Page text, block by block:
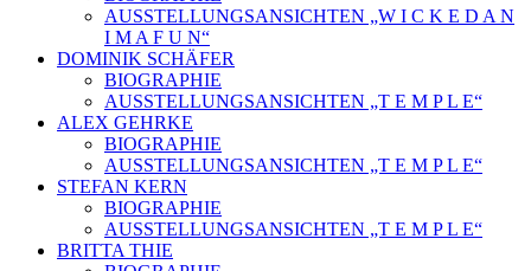
AUSSTELLUNGSANSICHTEN „W I C K E D A N
I M A F U N“
DOMINIK SCHÄFER
BIOGRAPHIE
AUSSTELLUNGSANSICHTEN „T E M P L E“
ALEX GEHRKE
BIOGRAPHIE
AUSSTELLUNGSANSICHTEN „T E M P L E“
STEFAN KERN
BIOGRAPHIE
AUSSTELLUNGSANSICHTEN „T E M P L E“
BRITTA THIE